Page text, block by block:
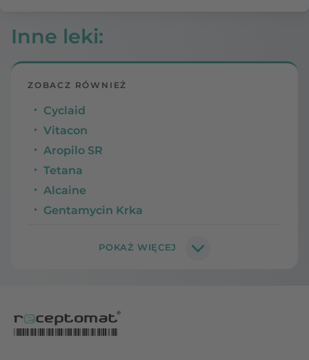
Inne leki:
ZOBACZ RÓWNIEŻ
Cyclaid
Vitacon
Aropilo SR
Tetana
Alcaine
Gentamycin Krka